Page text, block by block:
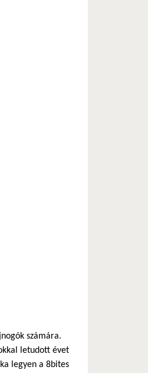
számára.
letudott évet
legyen a 8bites